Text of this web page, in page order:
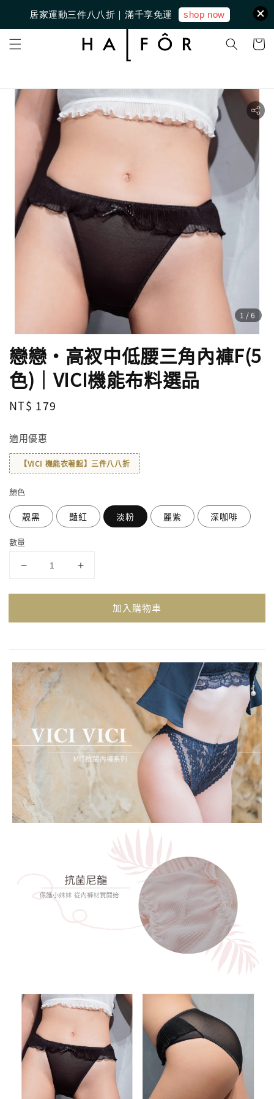
居家運動三件八八折｜滿千享免運 shop now
1 /6
戀戀・高衩中低腰三角內褲F(5
色)｜VICI機能布料選品
Regular
NT$ 179
適用優惠
【VICI 機能衣著館】三件八八折
顏色
靚黑 豔紅 淡粉 麗紫 深咖啡
數量
加入購物車